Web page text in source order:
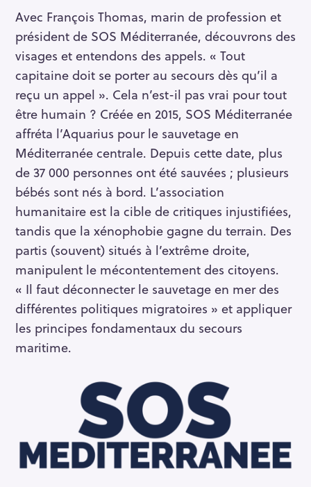
Avec François Thomas, marin de profession et
président de SOS Méditerranée, découvrons des
visages et entendons des appels. « Tout
capitaine doit se porter au secours dès qu’il a
reçu un appel ». Cela n’est-il pas vrai pour tout
être humain ? Créée en 2015, SOS Méditerranée
affréta l’Aquarius pour le sauvetage en
Méditerranée centrale. Depuis cette date, plus
de 37 000 personnes ont été sauvées ; plusieurs
bébés sont nés à bord. L’association
humanitaire est la cible de critiques injustifiées,
tandis que la xénophobie gagne du terrain. Des
partis (souvent) situés à l’extrême droite,
manipulent le mécontentement des citoyens.
« Il faut déconnecter le sauvetage en mer des
différentes politiques migratoires » et appliquer
les principes fondamentaux du secours
maritime.